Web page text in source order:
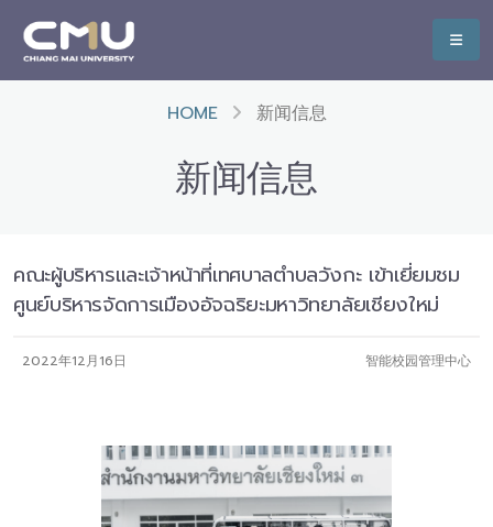
HOME 新闻信息
新闻信息
คณะผู้บริหารและเจ้าหน้าที่เทศบาลตำบลวังกะ เข้าเยี่ยมชม
ศูนย์บริหารจัดการเมืองอัจฉริยะมหาวิทยาลัยเชียงใหม่
2022年12月16日 智能校园管理中心